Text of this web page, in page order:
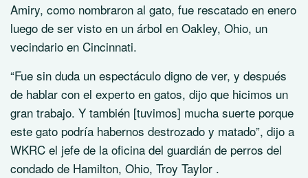
Amiry, como nombraron al gato, fue rescatado en enero
luego de ser visto en un árbol en Oakley, Ohio, un
vecindario en Cincinnati.
“Fue sin duda un espectáculo digno de ver, y después
de hablar con el experto en gatos, dijo que hicimos un
gran trabajo. Y también [tuvimos] mucha suerte porque
este gato podría habernos destrozado y matado”, dijo a
WKRC el jefe de la oficina del guardián de perros del
condado de Hamilton, Ohio, Troy Taylor .